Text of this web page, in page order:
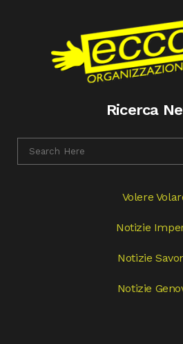
Ricerca
Volere
Notizie
Notizie
Notizie